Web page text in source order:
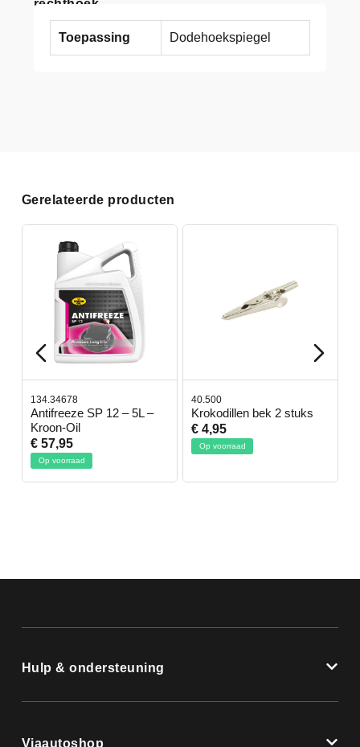
rechthoek
Toepassing Dodehoekspiegel
Gerelateerde producten
134.34678
Antifreeze SP 12 – 5L –
Kroon-Oil
€ 57,95
Op voorraad
40.500
Krokodillen bek 2 stuks
€ 4,95
Op voorraad
Hulp & ondersteuning
Viaautoshop